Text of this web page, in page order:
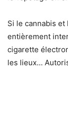
Si le cannabis
entièrement
cigarette
les lieux…